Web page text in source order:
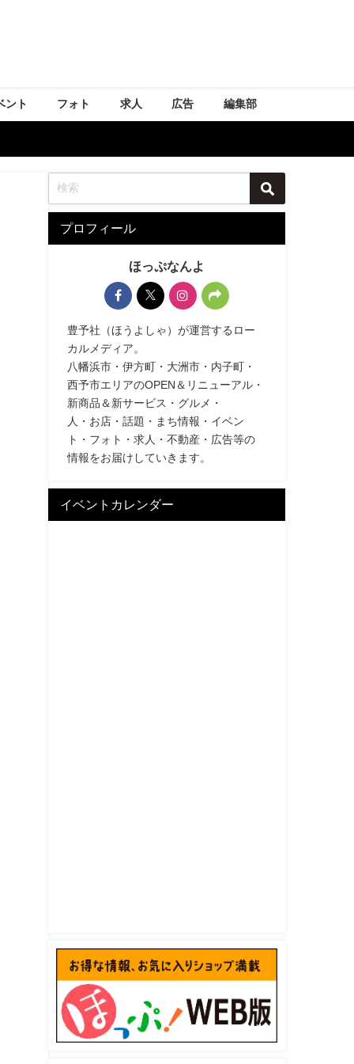
ント フォト 求人 広告 編集部
プロフィール
ほっぷなんよ
豊予社（ほうよしゃ）が運営するロー
カルメディア。
八幡浜市・伊方町・大洲市・内子町・
西予市エリアのOPEN＆リニューアル・
新商品＆新サービス・グルメ・
人・お店・話題・まち情報・イベン
ト・フォト・求人・不動産・広告等の
情報をお届けしていきます。
イベントカレンダー